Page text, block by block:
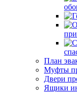
План
Муфты
Двери
Ящики